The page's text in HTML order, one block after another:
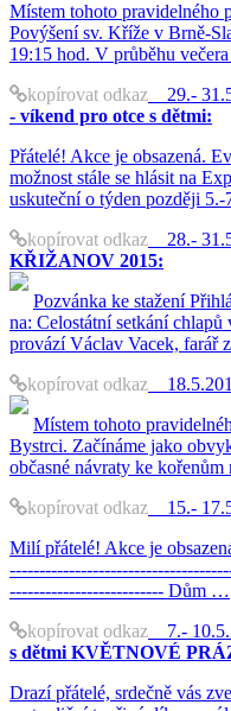
Místem tohoto pravidelného
Povýšení sv. Kříže v Brně-
19:15 hod. V průběhu
kopírovat odkaz 29.-
- víkend pro otce s dětmi:
Přátelé! Akce je obsazená.
možnost stále se hlásit na
uskuteční o týden později
kopírovat odkaz 28.-
KŘIŽANOV 2015:
Pozvánka ke stažení
na: Celostátní setkání
provází Václav Vacek, farář
kopírovat odkaz
Místem tohoto
Bystrci. Začínáme jako
občasné návraty ke
kopírovat odkaz 15.-
Milí přátelé! Akce je
-------------------------- Dům …
kopírovat odkaz 7.-
s dětmi KVĚTNOVÉ
Drazí přátelé, srdečně vás